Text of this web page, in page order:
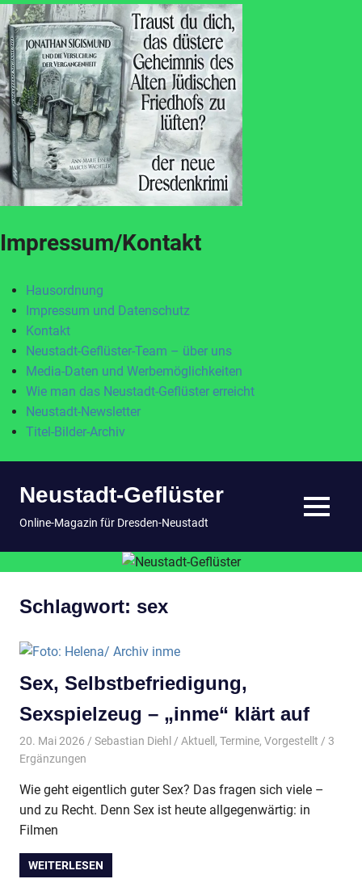
Impressum/Kontakt
Hausordnung
Impressum und Datenschutz
Kontakt
Neustadt-Geflüster-Team – über uns
Media-Daten und Werbemöglichkeiten
Wie man das Neustadt-Geflüster erreicht
Neustadt-Newsletter
Titel-Bilder-Archiv
InhaltNeustadt-Geflüster
Online-Magazin für Dresden-Neustadt MENÜ
Schlagwort: sex
Sex, Selbstbefriedigung,
Sexspielzeug – „inme“ klärt auf
20. Mai 2026 Sebastian Diehl Aktuell , Termine, Vorgestellt / 3
Ergänzungen
Wie geht eigentlich guter Sex? Das fragen sich viele –
und zu Recht. Denn Sex ist heute allgegenwärtig: in
Filmen
WEITERLESEN